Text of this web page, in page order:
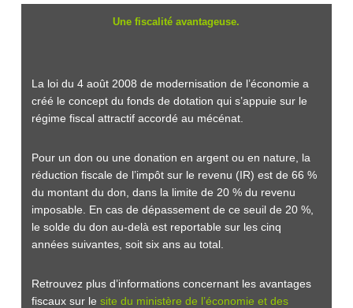
Une fiscalité avantageuse.
La loi du 4 août 2008 de modernisation de l’économie a
créé le concept du fonds de dotation qui s’appuie sur le
régime fiscal attractif accordé au mécénat.
Pour un don ou une donation en argent ou en nature, la
réduction fiscale de l’impôt sur le revenu (IR) est de66 %
du montant du don, dans la limite de 20 % du revenu
imposable. En cas de dépassement de ce seuil de 20 %,
le solde du don au-delà est reportable sur les cinq
années suivantes, soit six ans au total.
Retrouvez plus d’informations concernant les avantages
fiscaux sur lesite du ministère de l’économie et des